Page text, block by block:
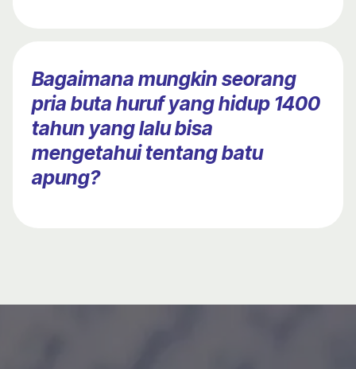
Bagaimana mungkin seorang
pria buta huruf yang hidup 1400
tahun yang lalu bisa
mengetahui tentang batu
apung?